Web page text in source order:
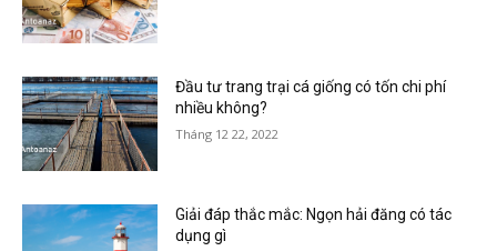
Đầu tư trang trại cá giống có tốn chi phí
nhiều không?
Tháng 12 22, 2022
Giải đáp thắc mắc: Ngọn hải đăng có tác
dụng gì